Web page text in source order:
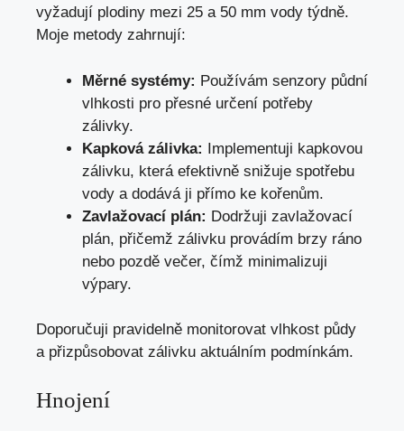
vyžadují plodiny mezi 25 a 50 mm vody týdně.
Moje metody zahrnují:
Měrné systémy: Používám senzory půdní
vlhkosti pro přesné určení potřeby
zálivky.
Kapková zálivka: Implementuji kapkovou
zálivku, která efektivně snižuje spotřebu
vody a dodává ji přímo ke kořenům.
Zavlažovací plán: Dodržuji zavlažovací
plán, přičemž zálivku provádím brzy ráno
nebo pozdě večer, čímž minimalizuji
výpary.
Doporučuji pravidelně monitorovat vlhkost půdy
a přizpůsobovat zálivku aktuálním podmínkám.
Hnojení